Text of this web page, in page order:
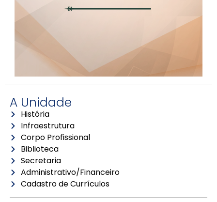
A Unidade
História
Infraestrutura
Corpo Profissional
Biblioteca
Secretaria
Administrativo/Financeiro
Cadastro de Currículos